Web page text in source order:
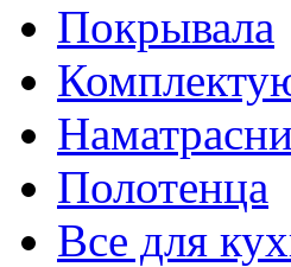
Покрывала
Полотенца
Все для